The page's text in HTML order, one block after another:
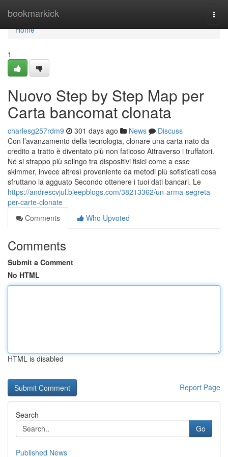
bookmarkick
Home
Home
1
Nuovo Step by Step Map per
Carta bancomat clonata
charlesg257rdm9 301 days ago News
Discuss
Con l’avanzamento della tecnologia, clonare una carta nato da
credito a tratto è diventato più non faticoso Attraverso i truffatori.
Né si strappo più solingo tra dispositivi fisici come a esse
skimmer, invece altresì proveniente da metodi più sofisticati cosa
sfruttano la agguato Secondo ottenere i tuoi dati bancari. Le
https://andrescvjul.bleepblogs.com/38213362/un-arma-segreta-
per-carte-clonate
Comments
Who Upvoted
Comments
Submit a Comment
No HTML
HTML is disabled
Report Page
Search
Go
Published News